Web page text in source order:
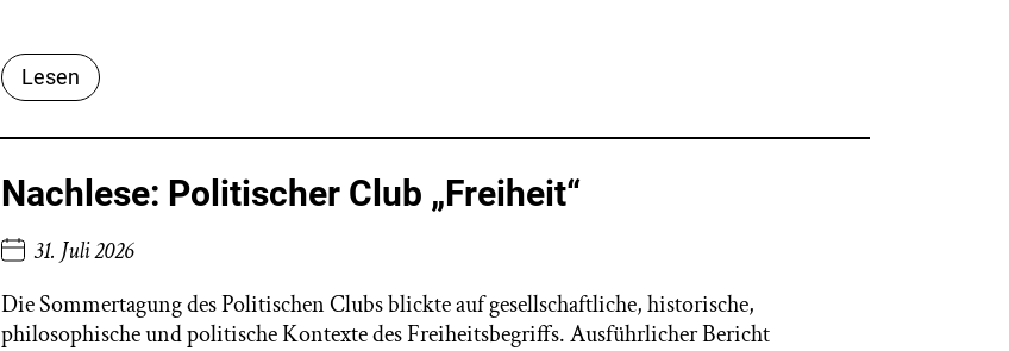
Lesen
Nachlese: Politischer Club „Freiheit“
31. Juli 2026
Die Sommertagung des Politischen Clubs blickte auf gesellschaftliche, historische,
philosophische und politische Kontexte des Freiheitsbegriffs. Ausführlicher Bericht